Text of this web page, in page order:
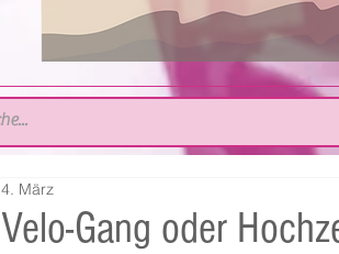
Velo-Gang oder
4. März